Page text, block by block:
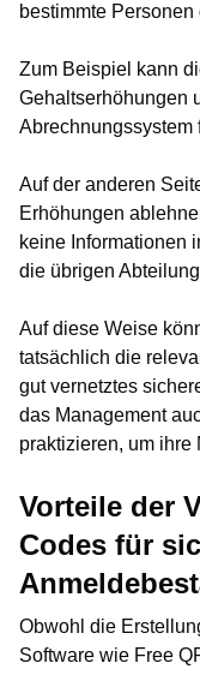
bestimmte
Zum Beispiel kann
Gehaltserhöhungen
Abrechnungssystem
Auf der anderen
Erhöhungen
keine Informationen
die übrigen
Auf diese Weise
tatsächlich die
gut vernetztes
das Management
praktizieren, um ihre
Vorteile der
Codes für
Obwohl die
Software wie Free